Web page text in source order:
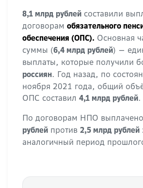
8,1 млрд рублей составили
договорам обязательного
обеспечения (ОПС). Основная
суммы (6,4 млрд рублей) —
выплаты, которые получили
россиян. Год назад, по
ноября 2021 года, общий
ОПС составил 4,1 млрд рублей.
По договорам НПО выплачено
рублей против 2,5 млрд рублей
аналогичный период